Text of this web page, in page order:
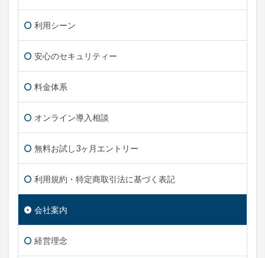
利用シーン
安心のセキュリティー
料金体系
オンライン導入相談
無料お試し3ヶ月エントリー
利用規約・特定商取引法に基づく表記
会社案内
経営理念